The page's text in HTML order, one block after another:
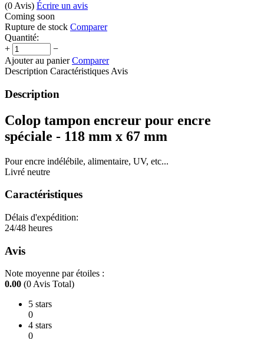
(0 Avis) Écrire un avis
Coming soon
Rupture de stock Comparer
Quantité:
+
−
Ajouter au panier Comparer
Description Caractéristiques Avis
Description
Colop tampon encreur pour encre
spéciale - 118 mm x 67 mm
Pour encre indélébile, alimentaire, UV, etc...
Livré neutre
Caractéristiques
Délais d'expédition:
24/48 heures
Avis
Note moyenne par étoiles :
0.00 (0 Avis Total)
5 stars
0
4 stars
0